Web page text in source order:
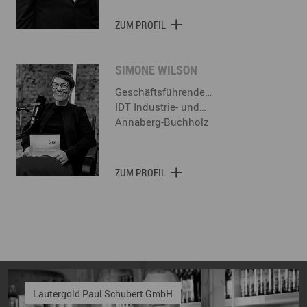
ZUM PROFIL
SIMONE WILSON
Geschäftsführende…
IDT Industrie- und…
Annaberg-Buchholz
ZUM PROFIL
Lautergold Paul Schubert GmbH